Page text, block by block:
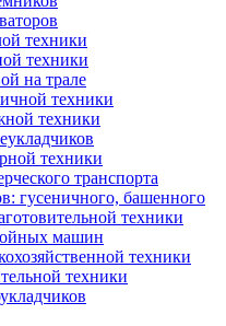
техники
техники
на трале
техники
техники
техники
транспорта
гусеничного, башенного
техники
машин
техники
техники